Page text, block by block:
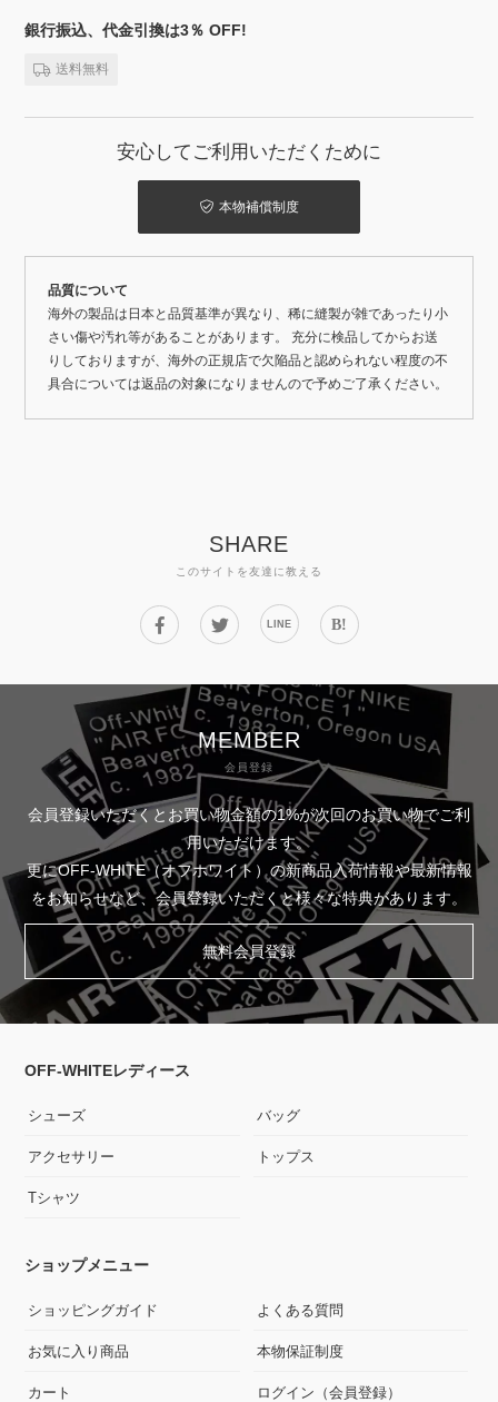
銀行振込、代金引換は3％ OFF!
送料無料
安心してご利用いただくために
本物補償制度
品質について
海外の製品は日本と品質基準が異なり、稀に縫製が雑であったり小
さい傷や汚れ等があることがあります。 充分に検品してからお送
りしておりますが、海外の正規店で欠陥品と認められない程度の不
具合については返品の対象になりませんので予めご了承ください。
SHARE
このサイトを友達に教える
LINE B!
MEMBER
会員登録
会員登録いただくとお買い物金額の1%が次回のお買い物でご利
用いただけます。
更にOFF-WHITE（オフホワイト）の新商品入荷情報や最新情報
をお知らせなど、会員登録いただくと様々な特典があります。
無料会員登録
OFF-WHITEレディース
シューズ バッグ
アクセサリー トップス
Tシャツ
ショップメニュー
ショッピングガイド よくある質問
お気に入り商品 本物保証制度
カート ログイン（会員登録）